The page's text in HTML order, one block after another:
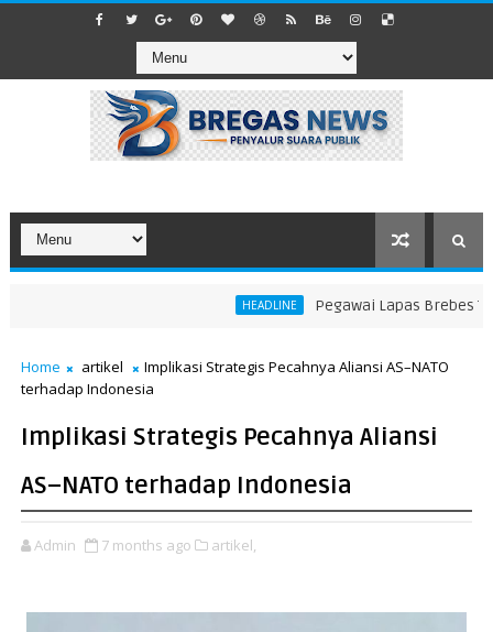
HEADLINE Pegawai Lapas Brebes
Home artikel
Implikasi Strategis Pecahnya Aliansi AS–NATO
terhadap Indonesia
Implikasi Strategis Pecahnya Aliansi
AS–NATO terhadap Indonesia
Admin 7 months ago artikel,